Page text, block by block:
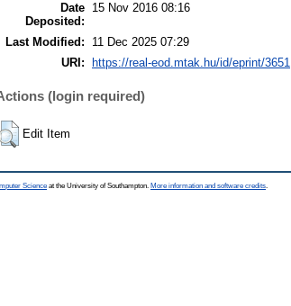
Date
Deposited:
15 Nov 2016 08:16
Last Modified:
11 Dec 2025 07:29
URI:
https://real-eod.mtak.hu/id/eprint/3651
(login required)
Edit Item
Science at the University of Southampton. More information and software credits